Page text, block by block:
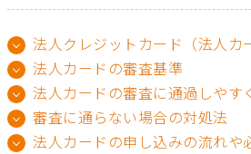
法人クレジットカード（法人カ
法人カードの審査基準
法人カードの審査に通過しやす
審査に通らない場合の対処法
法人カードの申し込みの流れや